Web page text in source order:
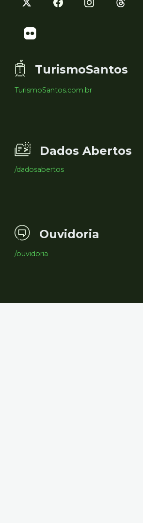
TurismoSantos
TurismoSantos.com.br
Dados Abertos
/dadosabertos
Ouvidoria
/ouvidoria